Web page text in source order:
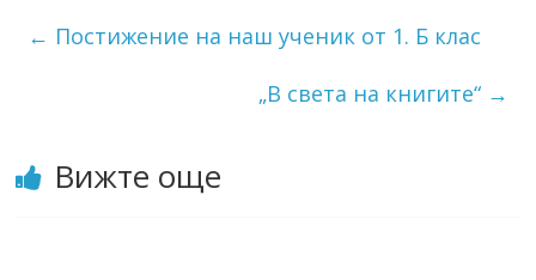
← Постижение на наш ученик от 1. Б клас
„В света на книгите“ →
Вижте още